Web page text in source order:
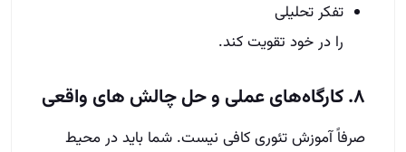
تفکر تحلیلی
را در خود تقویت کند.
۸. کارگاه‌های عملی و حل چالش‌ های واقعی
صرفاً آموزش تئوری کافی نیست. شما باید در محیط